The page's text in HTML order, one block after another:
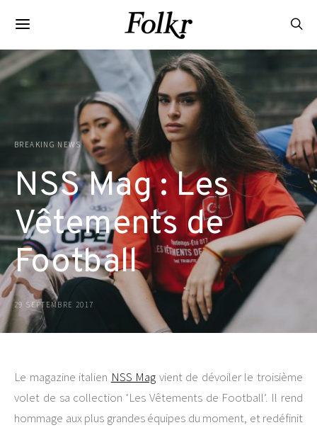
BREAKING NEWS
NSS Mag : Les
Vêtements de
Football
29 SEPTEMBRE 2017
Le magazine italien NSS Mag vient de dévoiler le troisième
volet de sa collection ‘Les Vêtements de Football’. Il rend
hommage aux plus grandes équipes du moment, et redéfinit